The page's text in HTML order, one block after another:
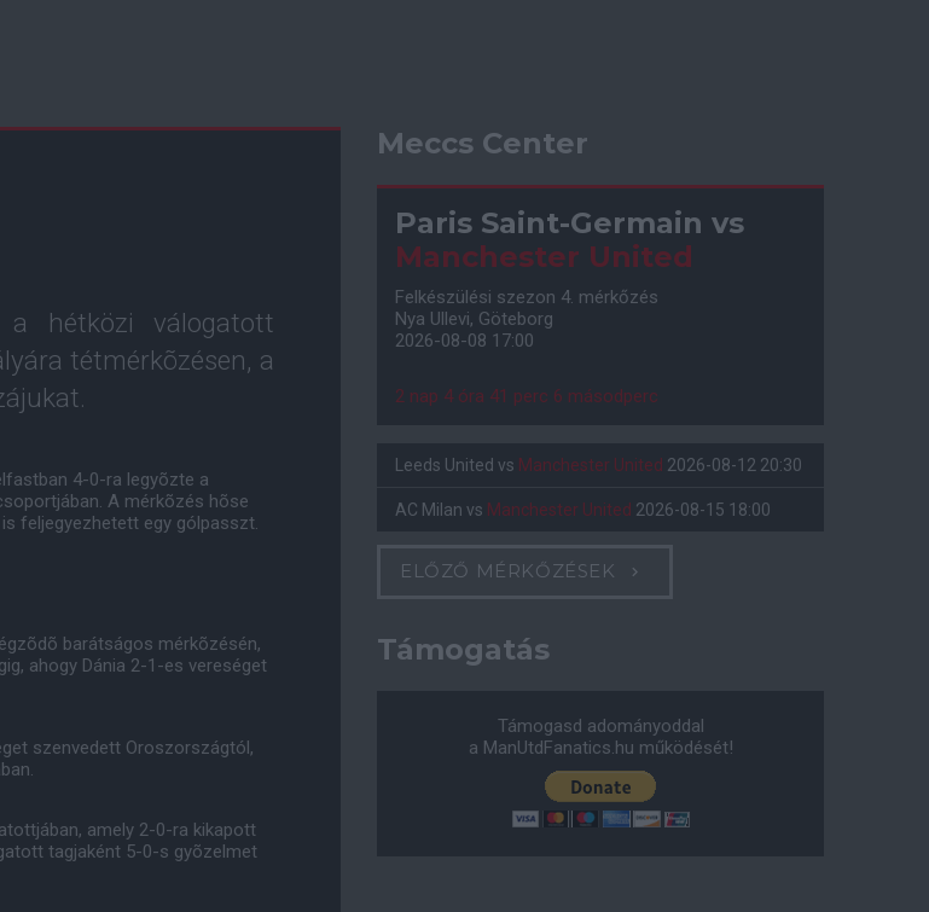
hétközi válogatott
tétmérkõzésen, a
4-0-ra legyõzte a
A mérkõzés hõse
feljegyezhetett egy gólpasszt.
barátságos mérkõzésén,
ahogy Dánia 2-1-es vereséget
szenvedett Oroszországtól,
amely 2-0-ra kikapott
tagjaként 5-0-s gyõzelmet
Meccs Center
Paris Saint-Germain vs
Manchester United
Felkészülési szezon 4. mérkőzés
Nya Ullevi, Göteborg
2026-08-08 17:00
2 nap 4 óra 41 perc 5 másodperc
Leeds United vs Manchester United 2026-08-12 20:30
AC Milan vs Manchester United 2026-08-15 18:00
ELŐZŐ MÉRKŐZÉSEK
Támogatás
Támogasd adományoddal
a ManUtdFanatics.hu működését!